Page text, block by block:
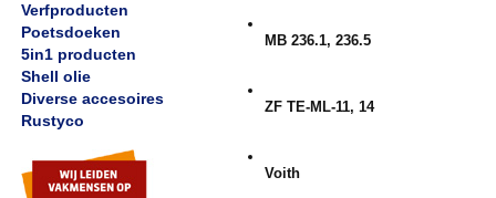
Verfproducten
Poetsdoeken
5in1 producten
Shell olie
Diverse accesoires
Rustyco
MB 236.1, 236.5
ZF TE-ML-11, 14
Voith